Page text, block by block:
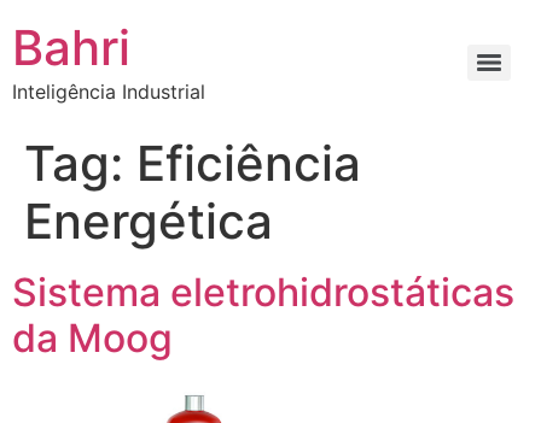
Bahri
Inteligência Industrial
Tag: Eficiência
Energética
Sistema eletrohidrostáticas
da Moog